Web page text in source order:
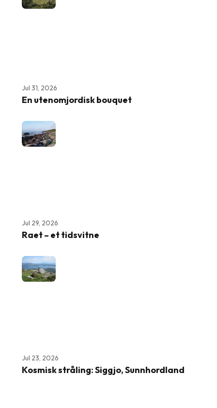
Jul 31, 2026
En utenomjordisk bouquet
Jul 29, 2026
Raet – et tidsvitne
Jul 23, 2026
Kosmisk stråling: Siggjo, Sunnhordland